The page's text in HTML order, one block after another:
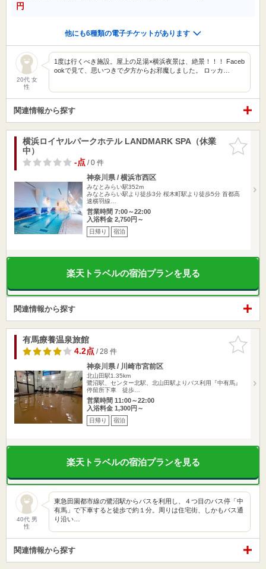
円
他にも6種類の電子チケットがあります
20代 女
性
1度は行くべき施設。屋上の足湯×横浜夜景は、絶景！！！ Faceb
ookで見て、思いつきで夕方からお邪魔しました。 ロッカ…
関連情報から探す
お気に入
りに追加
横浜ロイヤルパークホテル LANDMARK SPA（休業
中）
-点/ 0 件
神奈川県 / 横浜市西区
みなとみらい駅352m
みなとみらい駅より徒歩3分 桜木町駅より徒歩5分 首都高
速横羽線…
営業時間 7:00～22:00
入浴料金 2,750円～
日帰り 宿泊
楽天トラベルの宿泊プランを見る
関連情報から探す
お気に入
りに追加
有馬療養温泉旅館
4.2点/ 28 件
神奈川県 / 川崎市宮前区
北山田駅1.35km
鷺沼駅、センター北駅、北山田駅よりバス利用『中有馬』
停留所下車 徒歩…
営業時間 11:00～22:00
入浴料金 1,300円～
日帰り 宿泊
楽天トラベルの宿泊プランを見る
40代 男
性
東急田園都市線の鷺沼駅からバスを利用し、４つ目のバス停「中
有馬」で下車すると徒歩で約１分。周りは住宅街、しかもバス通
り沿い…
関連情報から探す